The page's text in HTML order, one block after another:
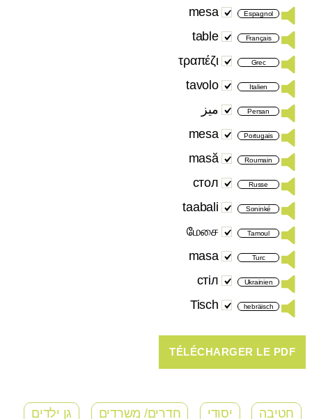
Espagnol
mesa
Français
table
Grec
τραπέζι
Italien
tavolo
Persan میز
Portugais
mesa
Roumain
masă
Russe
стол
Soninké
taabali
Tamoul
மேசை
Turc
masa
Ukrainien
стіл
hebräisch
Tisch
חטיבה יסודי חדרים/ משרדים גן ילדים